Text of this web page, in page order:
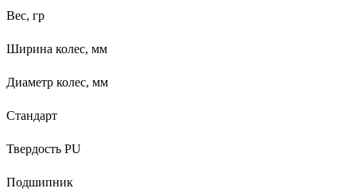
Вес, гр
Ширина колес, мм
Диаметр колес, мм
Стандарт
Твердость PU
Подшипник